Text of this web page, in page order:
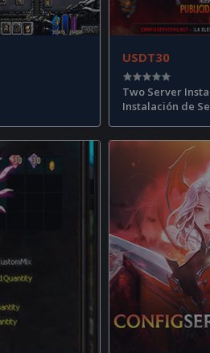
USDT30
Two Server
Instalación de